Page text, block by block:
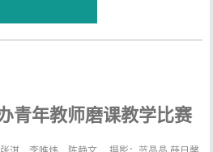
青年教师磨课教学比赛